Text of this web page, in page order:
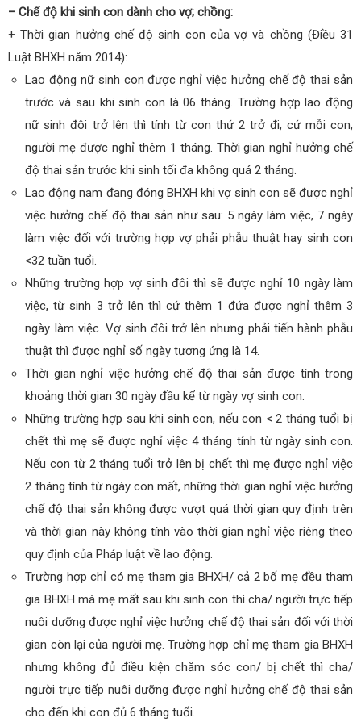
– Chế độ khi sinh con dành cho vợ; chồng:
+ Thời gian hưởng chế độ sinh con của vợ và chồng (Điều 31
Luật BHXH năm 2014):
Lao động nữ sinh con được nghỉ việc hưởng chế độ thai sản
trước và sau khi sinh con là 06 tháng. Trường hợp lao động
nữ sinh đôi trở lên thì tính từ con thứ 2 trở đi, cứ mỗi con,
người mẹ được nghỉ thêm 1 tháng. Thời gian nghỉ hưởng chế
độ thai sản trước khi sinh tối đa không quá 2 tháng.
Lao động nam đang đóng BHXH khi vợ sinh con sẽ được nghỉ
việc hưởng chế độ thai sản như sau: 5 ngày làm việc, 7 ngày
làm việc đối với trường hợp vợ phải phẫu thuật hay sinh con
<32 tuần tuổi.
Những trường hợp vợ sinh đôi thì sẽ được nghỉ 10 ngày làm
việc, từ sinh 3 trở lên thì cứ thêm 1 đứa được nghỉ thêm 3
ngày làm việc. Vợ sinh đôi trở lên nhưng phải tiến hành phẫu
thuật thì được nghỉ số ngày tương ứng là 14.
Thời gian nghỉ việc hưởng chế độ thai sản được tính trong
khoảng thời gian 30 ngày đầu kể từ ngày vợ sinh con.
Những trường hợp sau khi sinh con, nếu con < 2 tháng tuổi bị
chết thì mẹ sẽ được nghỉ việc 4 tháng tính từ ngày sinh con.
Nếu con từ 2 tháng tuổi trở lên bị chết thì mẹ được nghỉ việc
2 tháng tính từ ngày con mất, những thời gian nghỉ việc hưởng
chế độ thai sản không được vượt quá thời gian quy định trên
và thời gian này không tính vào thời gian nghỉ việc riêng theo
quy định của Pháp luật về lao động.
Trường hợp chỉ có mẹ tham gia BHXH/ cả 2 bố mẹ đều tham
gia BHXH mà mẹ mất sau khi sinh con thì cha/ người trực tiếp
nuôi dưỡng được nghỉ việc hưởng chế độ thai sản đối với thời
gian còn lại của người mẹ. Trường hợp chỉ mẹ tham gia BHXH
nhưng không đủ điều kiện chăm sóc con/ bị chết thì cha/
người trực tiếp nuôi dưỡng được nghỉ hưởng chế độ thai sản
cho đến khi con đủ 6 tháng tuổi.